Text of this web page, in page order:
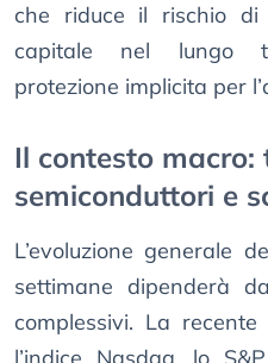
che riduce il rischio di
capitale nel lungo
protezione implicita per
Il contesto macro:
semiconduttori e
L’evoluzione generale
settimane dipenderà
complessivi. La